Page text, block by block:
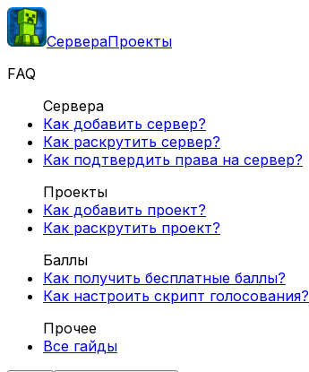
СервераПроекты
FAQ
Сервера
Как добавить сервер?
Как раскрутить сервер?
Как подтвердить права на сервер?
Проекты
Как добавить проект?
Как раскрутить проект?
Баллы
Как получить бесплатные баллы?
Как настроить скрипт голосования?
Прочее
Все гайды